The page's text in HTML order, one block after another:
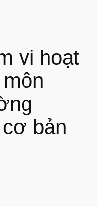
vi hoạt
bản